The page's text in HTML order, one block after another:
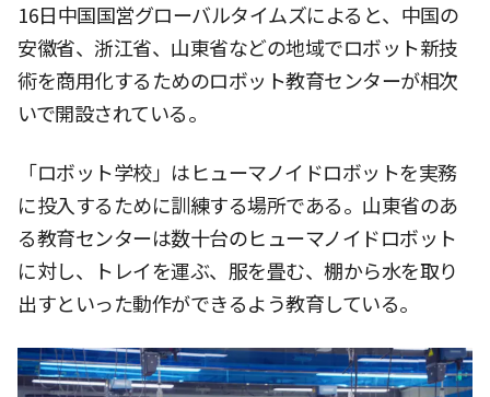
16日中国国営グローバルタイムズによると、中国の
安徽省、浙江省、山東省などの地域でロボット新技
術を商用化するためのロボット教育センターが相次
いで開設されている。
「ロボット学校」はヒューマノイドロボットを実務
に投入するために訓練する場所である。山東省のあ
る教育センターは数十台のヒューマノイドロボット
に対し、トレイを運ぶ、服を畳む、棚から水を取り
出すといった動作ができるよう教育している。